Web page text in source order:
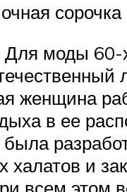
Для моды 60-
женщина
в ее
халатов и